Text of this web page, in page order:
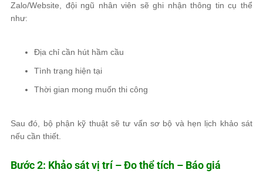
Zalo/Website, đội ngũ nhân viên sẽ ghi nhận thông tin cụ thể
như:
Địa chỉ cần hút hầm cầu
Tình trạng hiện tại
Thời gian mong muốn thi công
Sau đó, bộ phận kỹ thuật sẽ tư vấn sơ bộ và hẹn lịch khảo sát
nếu cần thiết.
Bước 2: Khảo sát vị trí – Đo thể tích – Báo giá